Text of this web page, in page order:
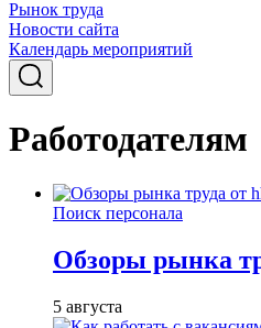
Рынок труда
Новости сайта
Календарь мероприятий
Работодателям
Поиск персонала
Обзоры рынка
5 августа